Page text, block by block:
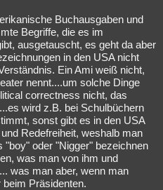
Buchausgaben und
Begriffe, die es im
ausgetauscht, es geht da aber
in den USA nicht
Ein Ami weiß nicht,
nennt....um solche Dinge
correctness nicht, das
wird z.B. bei Schulbüchern
sonst gibt es in den USA
Redefreiheit, weshalb man
"boy" oder "Nigger" bezeichnen
was man von ihm und
was man aber, wenn man
Präsidenten.